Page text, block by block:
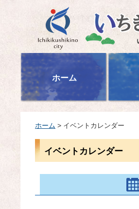
いちき串木野市
ホーム
ホーム > イベントカレンダー
イベントカレンダー